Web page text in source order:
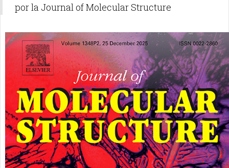
por la Journal of Molecular Structure